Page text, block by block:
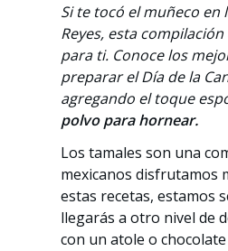
Si te tocó el muñeco en
Reyes, esta
para ti. Conoce los
preparar el Día de la
agregando el toque
polvo para hornear.
Los tamales son una
mexicanos disfrutamos
estas recetas, estamos
llegarás a otro nivel de
con un atole o